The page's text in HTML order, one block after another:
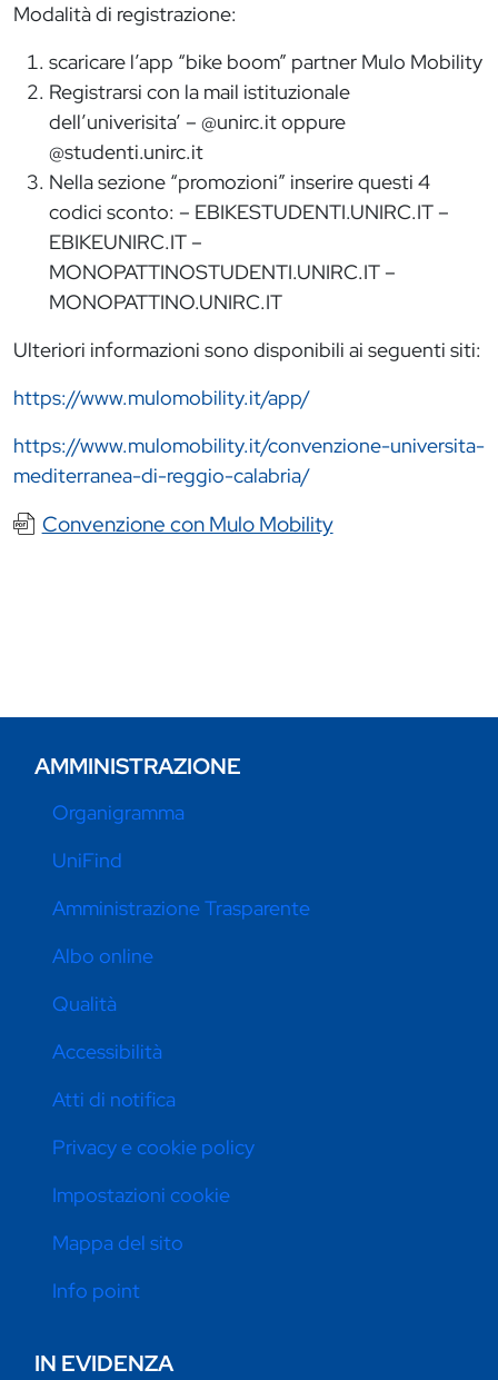
Modalità di registrazione:
scaricare l’app “bike boom” partner Mulo Mobility
Registrarsi con la mail istituzionale
dell’univerisita’ – @unirc.it oppure
@studenti.unirc.it
Nella sezione “promozioni” inserire questi 4
codici sconto: – EBIKESTUDENTI.UNIRC.IT –
EBIKEUNIRC.IT –
MONOPATTINOSTUDENTI.UNIRC.IT –
MONOPATTINO.UNIRC.IT
Ulteriori informazioni sono disponibili ai seguenti siti:
https://www.mulomobility.it/app/
https://www.mulomobility.it/convenzione-universita-
mediterranea-di-reggio-calabria/
Documento
Convenzione con Mulo Mobility
AMMINISTRAZIONE
Organigramma
UniFind
Amministrazione Trasparente
Albo online
Qualità
Accessibilità
Atti di notifica
Privacy e cookie policy
Impostazioni cookie
Mappa del sito
Info point
IN EVIDENZA